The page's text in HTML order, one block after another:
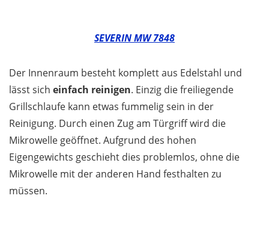
SEVERIN MW 7848
Der Innenraum besteht komplett aus Edelstahl und
lässt sich einfach reinigen. Einzig die freiliegende
Grillschlaufe kann etwas fummelig sein in der
Reinigung. Durch einen Zug am Türgriff wird die
Mikrowelle geöffnet. Aufgrund des hohen
Eigengewichts geschieht dies problemlos, ohne die
Mikrowelle mit der anderen Hand festhalten zu
müssen.